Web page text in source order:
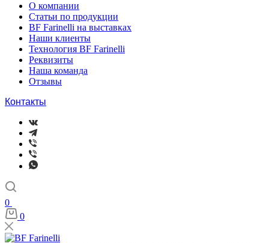
О компании
Статьи по продукции
BF Farinelli на выставках
Наши клиенты
Технология BF Farinelli
Реквизиты
Наша команда
Отзывы
Контакты
0
0